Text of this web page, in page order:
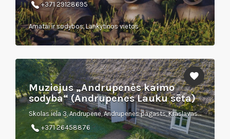
+371 29128695
Amatai ir sodybos, Lankytinos vietos
Muziejus „Andrupenės kaimo
sodyba“ (Andrupenes Lauku sēta)
Skolas iela 3, Andrupene, Andrupenes pagasts, Kraslavas novads
+371 26458876